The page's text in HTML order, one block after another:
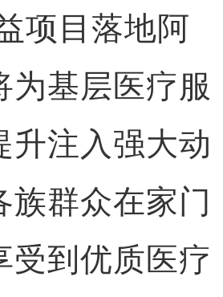
项目落地阿
为基层医疗服
升注入强大动
族群众在家门
受到优质医疗